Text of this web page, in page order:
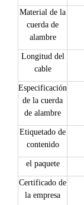
Material de la
cuerda de
alambre
Longitud del
cable
Especificación
de la cuerda
de alambre
Etiquetado de
contenido
el paquete
Certificado de
la empresa